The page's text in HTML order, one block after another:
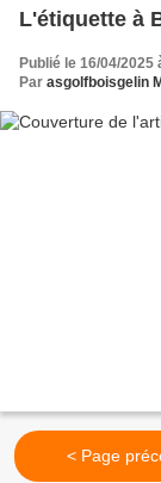
L'étiquette à
Publié le 16/04/2025
Par asgolfboisgelin
< Page